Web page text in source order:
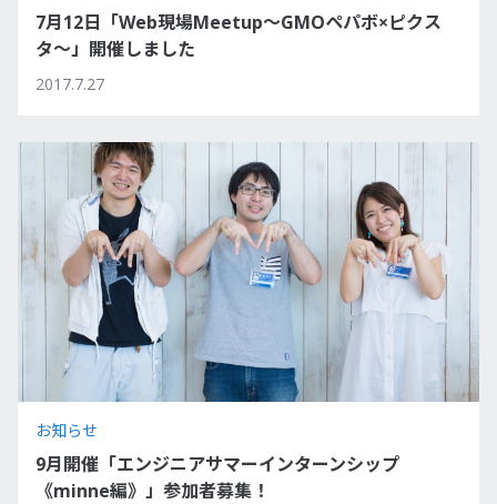
7月12日「Web現場Meetup〜GMOペパボ×ピクス
タ〜」開催しました
2017.7.27
お知らせ
9月開催「エンジニアサマーインターンシップ
《minne編》」参加者募集！